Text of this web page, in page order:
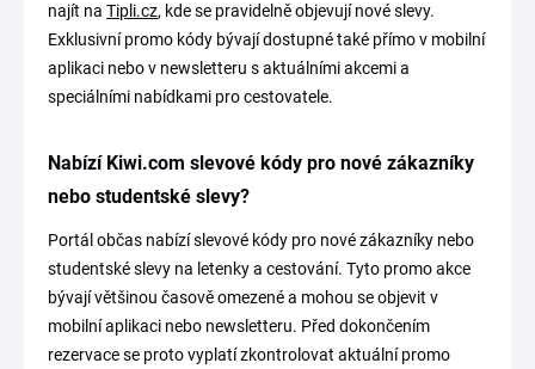
najít na Tipli.cz, kde se pravidelně objevují nové slevy.
Exklusivní promo kódy bývají dostupné také přímo v mobilní
aplikaci nebo v newsletteru s aktuálními akcemi a
speciálními nabídkami pro cestovatele.
Nabízí Kiwi.com slevové kódy pro nové zákazníky
nebo studentské slevy?
Portál občas nabízí slevové kódy pro nové zákazníky nebo
studentské slevy na letenky a cestování. Tyto promo akce
bývají většinou časově omezené a mohou se objevit v
mobilní aplikaci nebo newsletteru. Před dokončením
rezervace se proto vyplatí zkontrolovat aktuální promo